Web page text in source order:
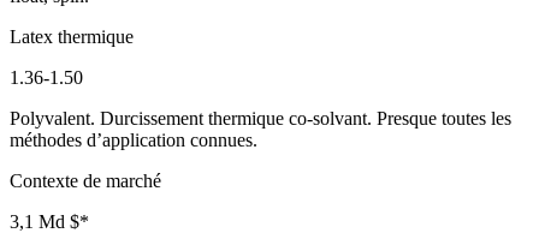
Latex thermique
1.36-1.50
Polyvalent. Durcissement thermique co-solvant. Presque toutes les
méthodes d’application connues.
Contexte de marché
3,1 Md $*